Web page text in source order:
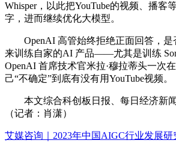
Whisper，以此把YouTube的视频、播客
字，进而继续优化大模型。
OpenAI 高管始终拒绝正面回答，是
来训练自家的AI 产品——尤其是训练
OpenAI 首席技术官米拉·穆拉蒂头一次
己“不确定”到底有没有用YouTube视频。
本文综合科创板日报、每日经济新闻
（记者：肖潇）
艾媒咨询｜2023年中国AIGC行业发展研